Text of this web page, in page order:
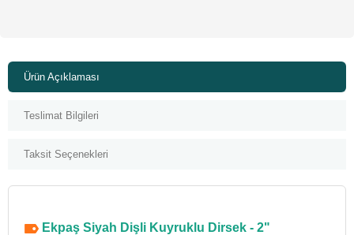
Ürün Açıklaması
Teslimat Bilgileri
Taksit Seçenekleri
Ekpaş Siyah Dişli Kuyruklu Dirsek - 2"